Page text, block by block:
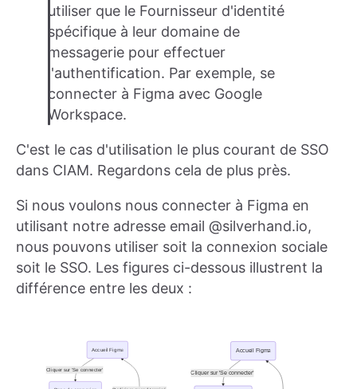
utiliser que le Fournisseur d'identité
spécifique à leur domaine de
messagerie pour effectuer
l'authentification. Par exemple, se
connecter à Figma avec Google
Workspace.
C'est le cas d'utilisation le plus courant de SSO
dans CIAM. Regardons cela de plus près.
Si nous voulons nous connecter à Figma en
utilisant notre adresse email @silverhand.io,
nous pouvons utiliser soit la connexion sociale
soit le SSO. Les figures ci-dessous illustrent la
différence entre les deux :